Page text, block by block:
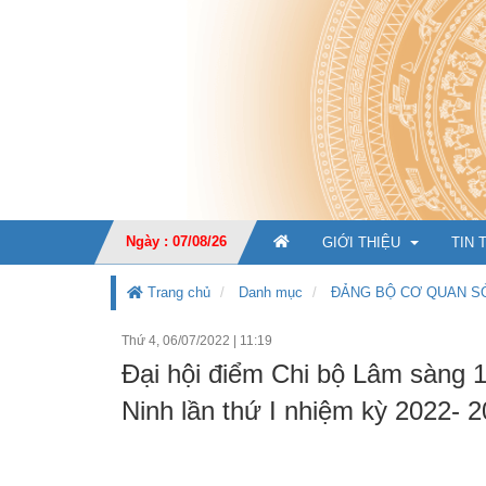
Ngày : 07/08/26 GIỚI THIỆU
CHỨC NĂNG, NHIỆM VỤ
TỔ CHỨC BỘ MÁY
TIN
Trang chủ Danh mục ĐẢNG BỘ CƠ QUAN
Thứ 4, 06/07/2022 | 11:19
Đại hội điểm Chi bộ Lâm sàng
Ninh lần thứ I nhiệm kỳ 2022-